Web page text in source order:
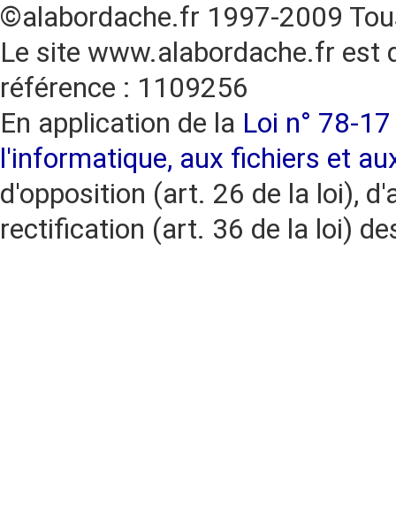
©alabordache.fr 1997-2009
Le site www.alabordache.fr est
référence : 1109256
En application de la Loi n° 78-
l'informatique, aux fichiers et
d'opposition (art. 26 de la loi),
rectification (art. 36 de la loi)